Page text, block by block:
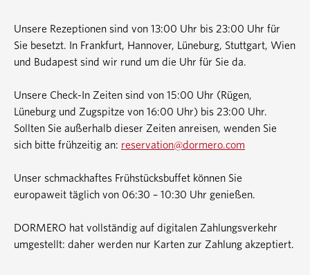
Unsere Rezeptionen sind von 13:00 Uhr bis 23:00 Uhr für
Sie besetzt. In Frankfurt, Hannover, Lüneburg, Stuttgart, Wien
und Budapest sind wir rund um die Uhr für Sie da.
Unsere Check-In Zeiten sind von 15:00 Uhr (Rügen,
Lüneburg und Zugspitze von 16:00 Uhr) bis 23:00 Uhr.
Sollten Sie außerhalb dieser Zeiten anreisen, wenden Sie
sich bitte frühzeitig an: reservation@dormero.com
Unser schmackhaftes Frühstücksbuffet können Sie
europaweit täglich von 06:30 – 10:30 Uhr genießen.
DORMERO hat vollständig auf digitalen Zahlungsverkehr
umgestellt: daher werden nur Karten zur Zahlung akzeptiert.